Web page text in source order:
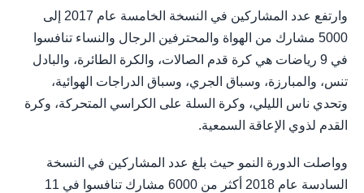
وارتفع عدد المشاركين في النسخة الخامسة عام 2017 إلى
5000 مشارك من الهواة والمحترفين الرجال والنساء تنافسوا
في 9 رياضات هي كرة قدم الصالات، والكرة الطائرة، والبادل
تنس، والمبارزة، وسباق الجري، وسباق الدراجات الهوائية،
وتحدي ناس الليلي، وكرة السلة على الكراسي المتحركة، وكرة
القدم لذوي الإعاقة السمعية.
وواصلت الدورة النمو حيث بلغ عدد المشاركين في النسخة
السادسة عام 2018 أكثر من 6000 مشارك تنافسوا في 11